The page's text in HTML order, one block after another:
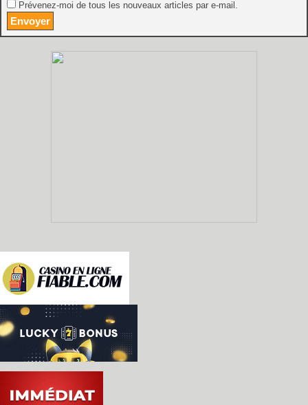
Prévenez-moi de tous les nouveaux articles par e-mail.